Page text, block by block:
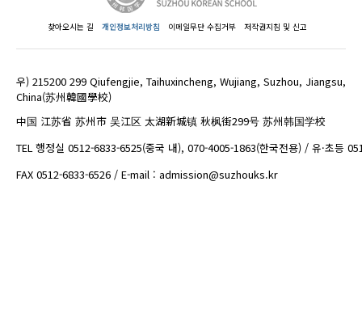
찾아오시는 길 개인정보처리방침 이메일무단 수집거부 저작권지침 및 신고
우) 215200 299 Qiufengjie, Taihuxincheng, Wujiang, Suzhou, Jiangsu,
China(苏州韓國學校)
中国 江苏省 苏州市 吴江区 太湖新城镇 秋枫街299号 苏州韩国学校
TEL 행정실 0512-6833-6525(중국 내), 070-4005-1863(한국전용) / 유·초등
FAX 0512-6833-6526 / E-mail : admission@suzhouks.kr